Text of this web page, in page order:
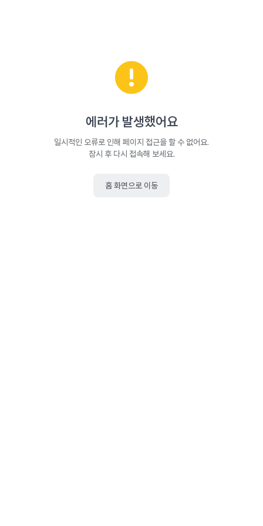
에러가 발생했어요
일시적인 오류로 인해 페이지 접근을 할 수 없어요.
잠시 후 다시 접속해 보세요.
홈 화면으로 이동